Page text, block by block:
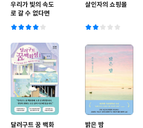
우리가 빛의 속도
로 갈 수 없다면
살인자의 쇼핑몰
달러구트 꿈 백화
밝은 밤